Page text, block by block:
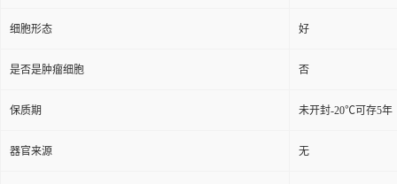
细胞形态 好
是否是肿瘤细胞 否
保质期 未开封-20℃可存5年
器官来源 无